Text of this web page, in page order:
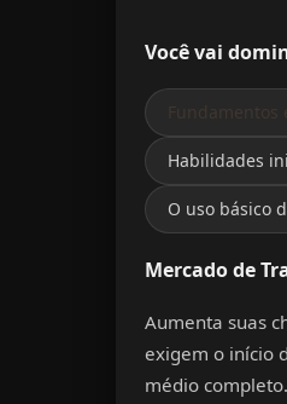
Você vai
Fundamentos
Habilidades
O uso básico
Mercado de
Aumenta suas
exigem o início
médio completo.